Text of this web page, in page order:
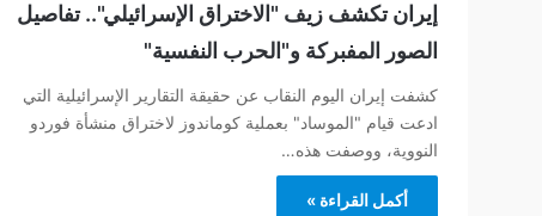
إيران تكشف زيف "الاختراق الإسرائيلي".. تفاصيل
الصور المفبركة و"الحرب النفسية"
كشفت إيران اليوم النقاب عن حقيقة التقارير الإسرائيلية التي
ادعت قيام "الموساد" بعملية كوماندوز لاختراق منشأة فوردو
النووية، ووصفت هذه…
أكمل القراءة »